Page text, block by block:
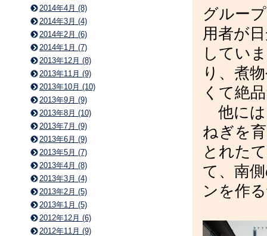
グルー
用者が
してい
り、煮
くて絶
他には
ねぎを
とれた
て、南
ンを作
2014年4月 (8)
2014年3月 (4)
2014年2月 (6)
2014年1月 (7)
2013年12月 (8)
2013年11月 (9)
2013年10月 (10)
2013年9月 (9)
2013年8月 (10)
2013年7月 (9)
2013年6月 (9)
2013年5月 (7)
2013年4月 (8)
2013年3月 (4)
2013年2月 (5)
2013年1月 (5)
2012年12月 (6)
2012年11月 (9)